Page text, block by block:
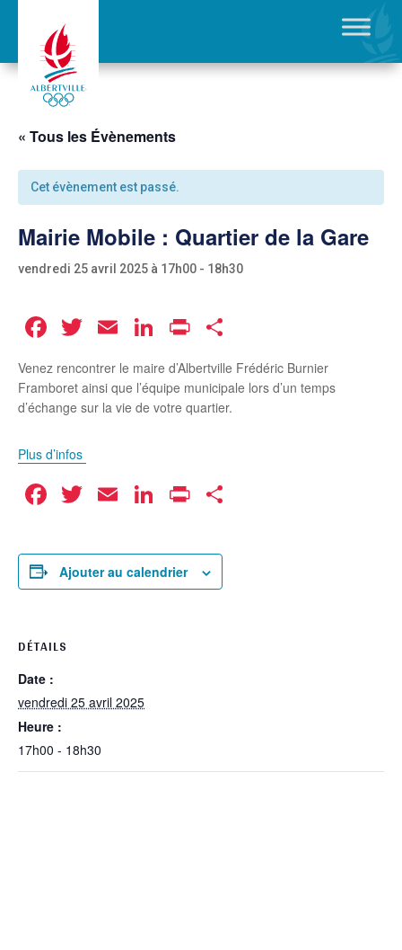
« Tous les Évènements
Cet évènement est passé.
Mairie Mobile : Quartier de la Gare
vendredi 25 avril 2025 à 17h00 - 18h30
Facebook
Twitter
EmailLinkedIn
Print
Venez rencontrer le maire d’Albertville Frédéric Burnier
Framboret ainsi que l’équipe municipale lors d’un temps
d’échange sur la vie de votre quartier.
Plus d’infos
Facebook
Twitter
EmailLinkedIn
Print
Ajouter au calendrier
DÉTAILS
Date :
vendredi 25 avril 2025
Heure :
17h00 - 18h30